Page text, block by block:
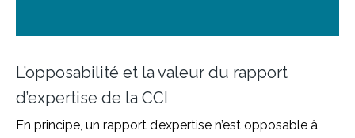
L’opposabilité et la valeur du rapport
d’expertise de la CCI
En principe, un rapport d’expertise n’est opposable à